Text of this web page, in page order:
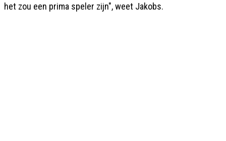
het zou een prima speler zijn", weet Jakobs.